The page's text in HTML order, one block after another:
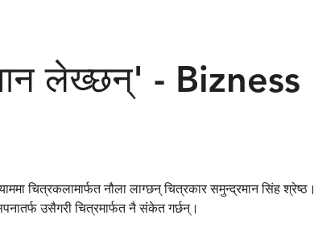
लेख्छन्' - Bizness
चित्रकलामार्फत नौला लाग्छन् चित्रकार समुन्द्रमान सिंह श्रेष्ठ।
उसैगरी चित्रमार्फत नै संकेत गर्छन्।